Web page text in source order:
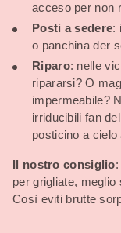
acceso per non
Posti a sedere:
o panchina der
Riparo: nelle
ripararsi? O
impermeabile?
irriducibili fan
posticino a cielo
Il nostro consiglio
per grigliate, meglio
Così eviti brutte